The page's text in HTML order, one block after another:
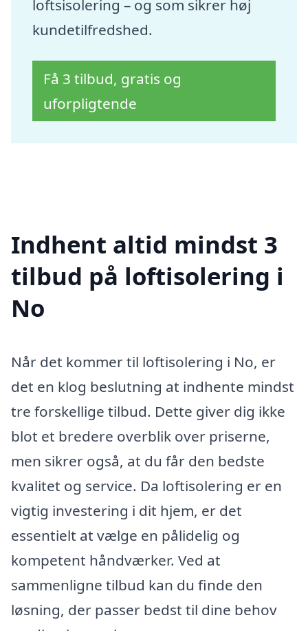
loftsisolering – og som sikrer høj
kundetilfredshed.
Få 3 tilbud, gratis og
uforpligtende
Indhent altid mindst 3
tilbud på loftisolering i
No
Når det kommer til loftisolering i No, er
det en klog beslutning at indhente mindst
tre forskellige tilbud. Dette giver dig ikke
blot et bredere overblik over priserne,
men sikrer også, at du får den bedste
kvalitet og service. Da loftisolering er en
vigtig investering i dit hjem, er det
essentielt at vælge en pålidelig og
kompetent håndværker. Ved at
sammenligne tilbud kan du finde den
løsning, der passer bedst til dine behov